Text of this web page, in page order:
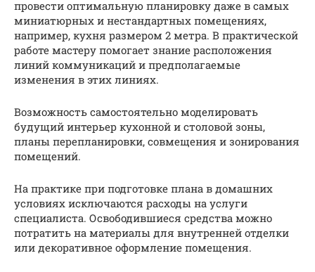
провести оптимальную планировку даже в самых
миниатюрных и нестандартных помещениях,
например, кухня размером 2 метра. В практической
работе мастеру помогает знание расположения
линий коммуникаций и предполагаемые
изменения в этих линиях.
Возможность самостоятельно моделировать
будущий интерьер кухонной и столовой зоны,
планы перепланировки, совмещения и зонирования
помещений.
На практике при подготовке плана в домашних
условиях исключаются расходы на услуги
специалиста. Освободившиеся средства можно
потратить на материалы для внутренней отделки
или декоративное оформление помещения.